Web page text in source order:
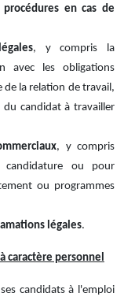
en cas de
, y compris la
avec les obligations
de la relation de travail,
candidat à travailler
, y compris
candidature ou pour
ou programmes
légales.
caractère personnel
candidats à l'emploi